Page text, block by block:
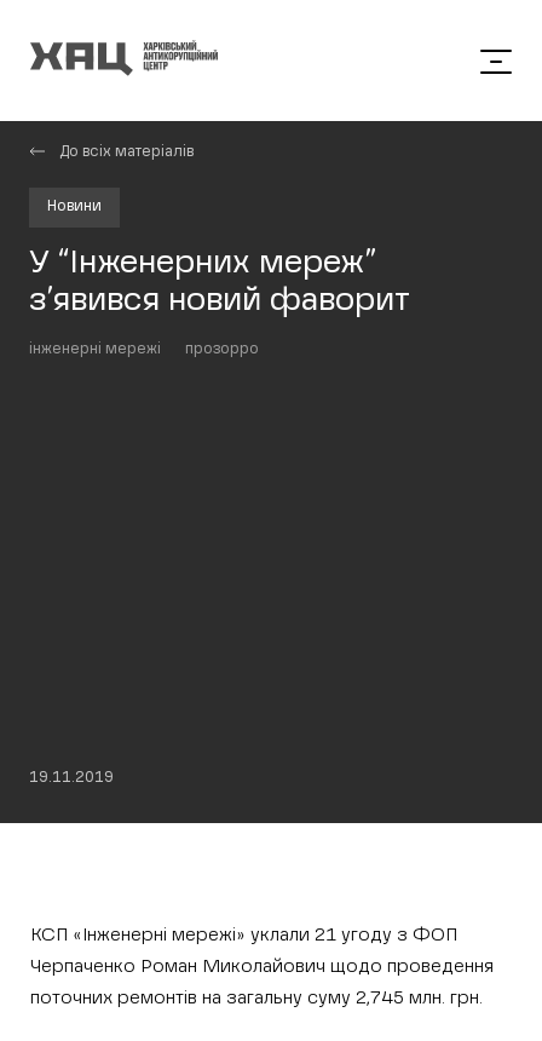
До всіх матеріалів
Новини
У “Інженерних мереж”
з’явився новий фаворит
інженерні мережі прозорро
19.11.2019
КСП «Інженерні мережі» уклали 21 угоду з ФОП
Черпаченко Роман Миколайович щодо проведення
поточних ремонтів на загальну суму 2,745 млн. грн.